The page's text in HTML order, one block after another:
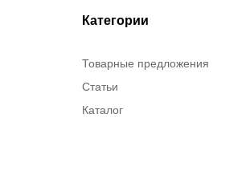
Категории
Товарные предложения
Статьи
Каталог